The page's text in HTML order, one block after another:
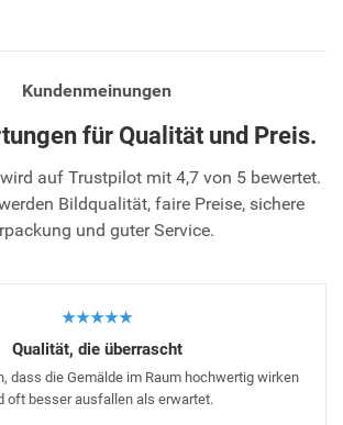
Kundenmeinungen
für Qualität und Preis.
auf Trustpilot mit 4,7 von 5 bewertet.
Bildqualität, faire Preise, sichere
und guter Service.
★★★★★
Qualität, die überrascht
dass die Gemälde im Raum hochwertig wirken
oft besser ausfallen als erwartet.